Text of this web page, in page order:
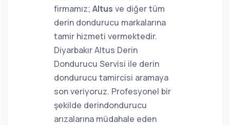
firmamız; Altus ve diğer tüm
derin dondurucu markalarına
tamir hizmeti vermektedir.
Diyarbakır Altus Derin
Dondurucu Servisi ile derin
dondurucu tamircisi aramaya
son veriyoruz. Profesyonel bir
şekilde derindondurucu
arızalarına müdahale eden